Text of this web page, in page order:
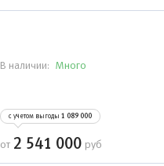
В наличии: Много
с учетом выгоды 1 089 000
от 2 541 000 руб